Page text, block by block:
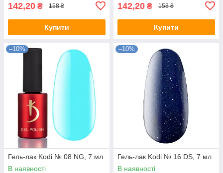
142,20 ₴ 158 ₴
Купити
142,20 ₴ 158 ₴
Купити
–10%
Гель-лак Kodi № 08 NG, 7 мл
В наявності
–10%
Гель-лак Kodi № 16 DS, 7 мл
В наявності